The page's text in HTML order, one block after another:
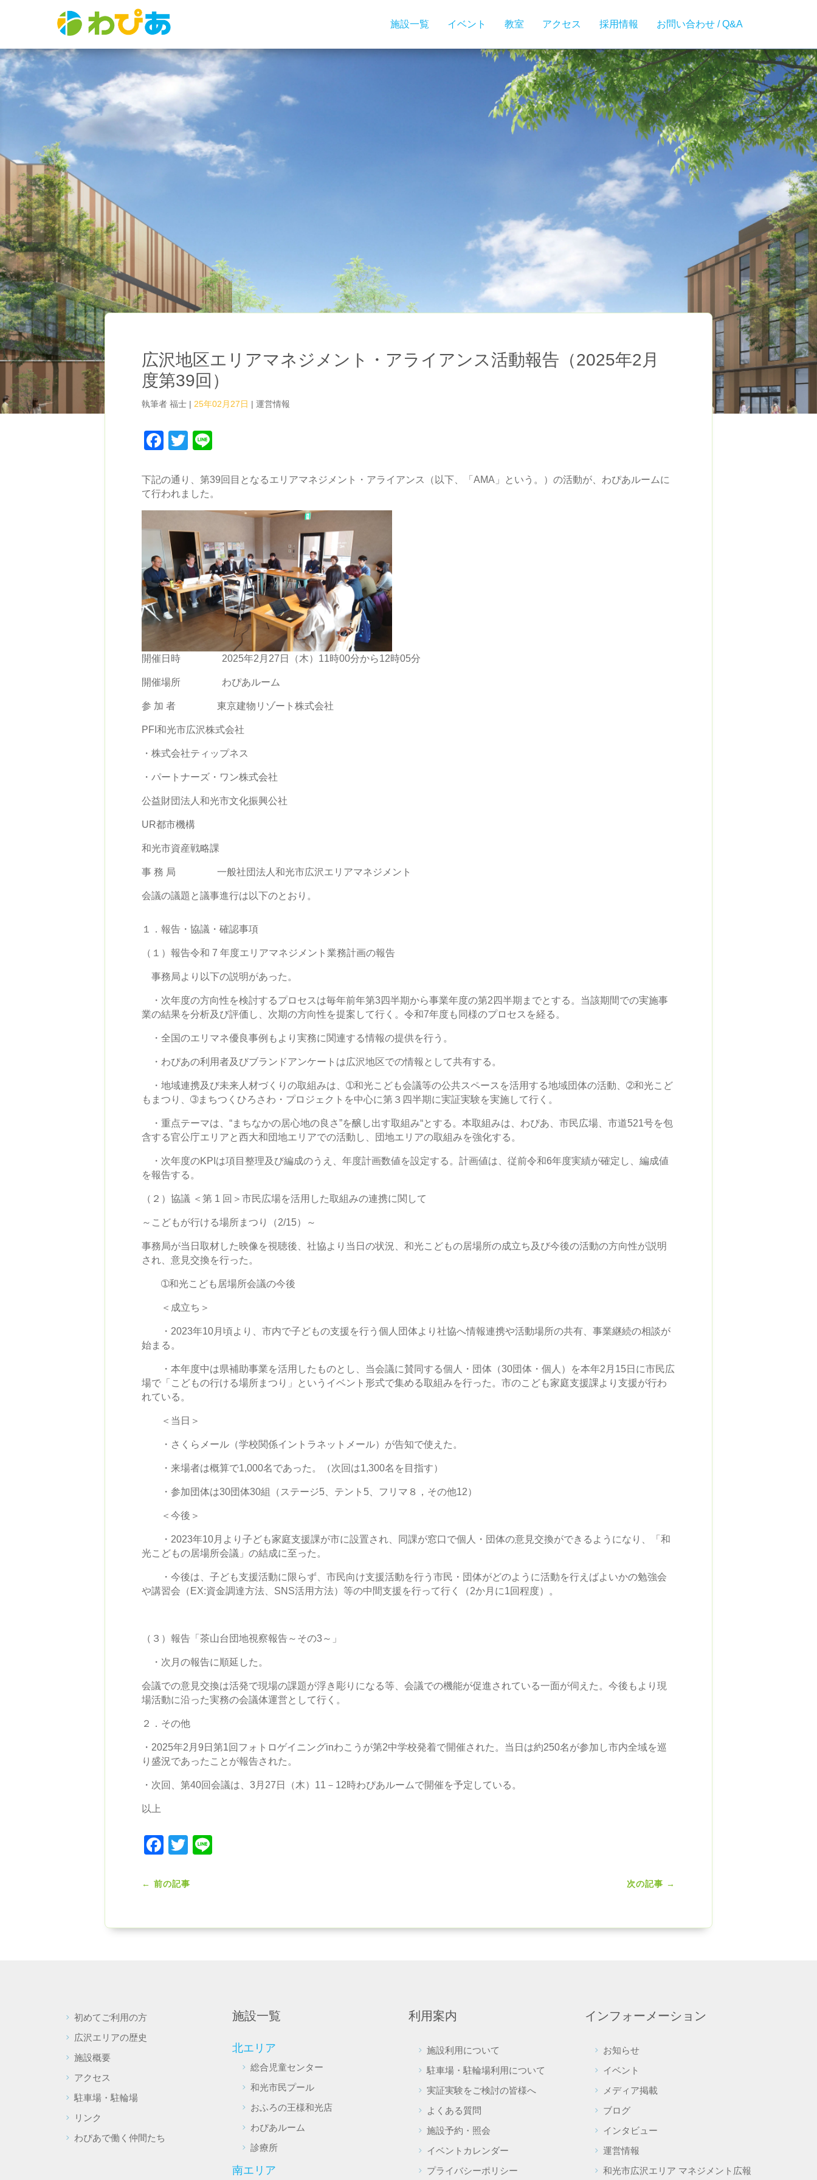
施設一覧 イベント 教室 アクセス 採用情報 お問い合わせ / Q&A
広沢地区エリアマネジメント・アライアンス活動報告（2025年2月
度第39回）
執筆者 福士 | 25年02月27日 | 運営情報
Facebook
Twitter
下記の通り、第39回目となるエリアマネジメント・アライアンス（以下、「AMA」という。）の活動が、わぴあルームに
て行われました。
開催日時 2025年2月27日（木）11時00分から12時05分
開催場所 わぴあルーム
参 加 者 東京建物リゾート株式会社
PFI和光市広沢株式会社
・株式会社ティップネス
・パートナーズ・ワン株式会社
公益財団法人和光市文化振興公社
UR都市機構
和光市資産戦略課
事 務 局 一般社団法人和光市広沢エリアマネジメント
会議の議題と議事進行は以下のとおり。
１．報告・協議・確認事項
（１）報告令和 7 年度エリアマネジメント業務計画の報告
事務局より以下の説明があった。
・次年度の方向性を検討するプロセスは毎年前年第3四半期から事業年度の第2四半期までとする。当該期間での実施事
業の結果を分析及び評価し、次期の方向性を提案して行く。令和7年度も同様のプロセスを経る。
・全国のエリマネ優良事例もより実務に関連する情報の提供を行う。
・わぴあの利用者及びブランドアンケートは広沢地区での情報として共有する。
・地域連携及び未来人材づくりの取組みは、➀和光こども会議等の公共スペースを活用する地域団体の活動、➁和光こど
もまつり、➂まちつくひろさわ・プロジェクトを中心に第３四半期に実証実験を実施して行く。
・重点テーマは、“まちなかの居心地の良さ”を醸し出す取組み“とする。本取組みは、わぴあ、市民広場、市道521号を包
含する官公庁エリアと西大和団地エリアでの活動し、団地エリアの取組みを強化する。
・次年度のKPIは項目整理及び編成のうえ、年度計画数値を設定する。計画値は、従前令和6年度実績が確定し、編成値
を報告する。
（２）協議 ＜第 1 回＞市民広場を活用した取組みの連携に関して
～こどもが行ける場所まつり（2/15）～
事務局が当日取材した映像を視聴後、社協より当日の状況、和光こどもの居場所の成立ち及び今後の活動の方向性が説明
され、意見交換を行った。
➀和光こども居場所会議の今後
＜成立ち＞
・2023年10月頃より、市内で子どもの支援を行う個人団体より社協へ情報連携や活動場所の共有、事業継続の相談が
始まる。
・本年度中は県補助事業を活用したものとし、当会議に賛同する個人・団体（30団体・個人）を本年2月15日に市民広
場で「こどもの行ける場所まつり」というイベント形式で集める取組みを行った。市のこども家庭支援課より支援が行わ
れている。
＜当日＞
・さくらメール（学校関係イントラネットメール）が告知で使えた。
・来場者は概算で1,000名であった。（次回は1,300名を目指す）
・参加団体は30団体30組（ステージ5、テント5、フリマ８，その他12）
＜今後＞
・2023年10月より子ども家庭支援課が市に設置され、同課が窓口で個人・団体の意見交換ができるようになり、「和
光こどもの居場所会議」の結成に至った。
・今後は、子ども支援活動に限らず、市民向け支援活動を行う市民・団体がどのように活動を行えばよいかの勉強会
や講習会（EX:資金調達方法、SNS活用方法）等の中間支援を行って行く（2か月に1回程度）。
（３）報告「茶山台団地視察報告～その3～」
・次月の報告に順延した。
会議での意見交換は活発で現場の課題が浮き彫りになる等、会議での機能が促進されている一面が伺えた。今後もより現
場活動に沿った実務の会議体運営として行く。
２．その他
・2025年2月9日第1回フォトロゲイニングinわこうが第2中学校発着で開催された。当日は約250名が参加し市内全域を巡
り盛況であったことが報告された。
・次回、第40回会議は、3月27日（木）11－12時わぴあルームで開催を予定している。
以上
Facebook
Twitter
← 前の記事 次の記事 →
初めてご利用の方
広沢エリアの歴史
施設概要
アクセス
駐車場・駐輪場
リンク
わぴあで働く仲間たち
施設一覧
北エリア
総合児童センター
和光市民プール
おふろの王様和光店
わぴあルーム
診療所
南エリア
利用案内
施設利用について
駐車場・駐輪場利用について
実証実験をご検討の皆様へ
よくある質問
施設予約・照会
イベントカレンダー
プライバシーポリシー
インフォーメーション
お知らせ
イベント
メディア掲載
ブログ
インタビュー
運営情報
和光市広沢エリア マネジメント広報